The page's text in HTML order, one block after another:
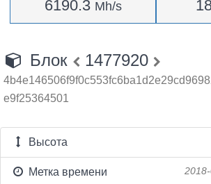
6190.3 Mh/s
Блок 1477920
e9f25364501
Высота
Метка времени